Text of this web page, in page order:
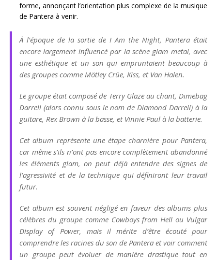
forme, annonçant l’orientation plus complexe de la musique
de Pantera à venir.
À l’époque de la sortie de I Am the Night, Pantera était
encore largement influencé par la scène glam metal, avec
une esthétique et un son qui empruntaient beaucoup à
des groupes comme Mötley Crüe, Kiss, et Van Halen.
Le groupe était composé de Terry Glaze au chant, Dimebag
Darrell (alors connu sous le nom de Diamond Darrell) à la
guitare, Rex Brown à la basse, et Vinnie Paul à la batterie.
Cet album représente une étape charnière pour Pantera,
car même s’ils n’ont pas encore complètement abandonné
les éléments glam, on peut déjà entendre des signes de
l’agressivité et de la technique qui définiront leur travail
futur.
Cet album est souvent négligé en faveur des albums plus
célèbres du groupe comme Cowboys from Hell ou Vulgar
Display of Power, mais il mérite d’être écouté pour
comprendre les racines du son de Pantera et voir comment
un groupe peut évoluer de manière drastique tout en